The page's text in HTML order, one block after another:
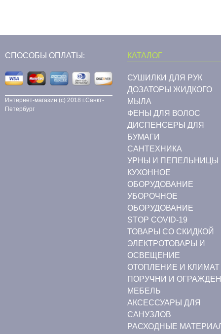
СПОСОБЫ ОПЛАТЫ:
Интернет-магазин (c) 2018 г.Санкт-
Петербург
КАТАЛОГ
СУШИЛКИ ДЛЯ РУК
ДОЗАТОРЫ ЖИДКОГО
МЫЛА
ФЕНЫ ДЛЯ ВОЛОС
ДИСПЕНСЕРЫ ДЛЯ
БУМАГИ
CАНТЕХНИКА
УРНЫ И ПЕПЕЛЬНИЦЫ
КУХОННОЕ
ОБОРУДОВАНИЕ
УБОРОЧНОЕ
ОБОРУДОВАНИЕ
STOP COVID-19
ТОВАРЫ СО СКИДКОЙ
ЭЛЕКТРОТОВАРЫ И
ОСВЕЩЕНИЕ
ОТОПЛЕНИЕ И КЛИМАТ
ПОРУЧНИ И
МЕБЕЛЬ
АКСЕССУАРЫ ДЛЯ
САНУЗЛОВ
РАСХОДНЫЕ